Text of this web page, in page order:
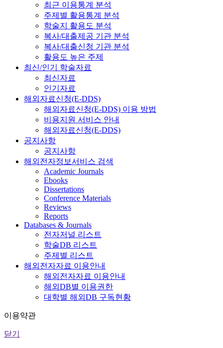
최근 이용통계 분석
주제별 활용통계 분석
학술지 활용도 분석
복사/대출제공 기관 분석
복사/대출신청 기관 분석
활용도 높은 주제
최신/인기 학술자료
최신자료
인기자료
해외자료신청(E-DDS)
해외자료신청(E-DDS) 이용 방법
비용지원 서비스 안내
해외자료신청(E-DDS)
공지사항
공지사항
해외전자정보서비스 검색
Academic Journals
Ebooks
Dissertations
Conference Materials
Reviews
Reports
Databases & Journals
전자저널 리스트
학술DB 리스트
주제별 리스트
해외전자자료 이용안내
해외전자자료 이용안내
해외DB별 이용권한
대학별 해외DB 구독현황
이용약관
닫기